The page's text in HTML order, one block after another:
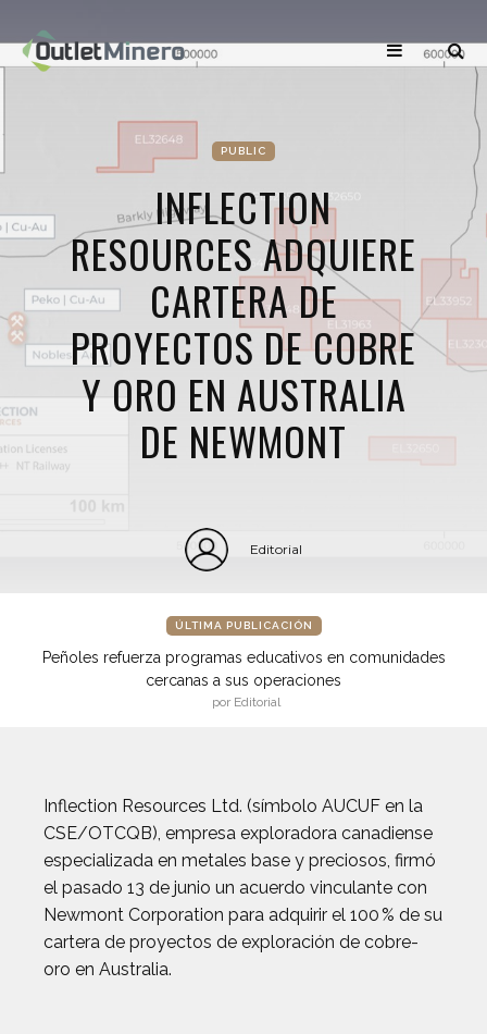
PUBLIC
INFLECTION
RESOURCES ADQUIERE
CARTERA DE
PROYECTOS DE COBRE
Y ORO EN AUSTRALIA
DE NEWMONT
Editorial
ÚLTIMA PUBLICACIÓN
Peñoles refuerza programas educativos en comunidades
cercanas a sus operaciones
por Editorial
Inflection Resources Ltd. (símbolo AUCUF en la
CSE/OTCQB), empresa exploradora canadiense
especializada en metales base y preciosos, firmó
el pasado 13 de junio un acuerdo vinculante con
Newmont Corporation para adquirir el 100 % de su
cartera de proyectos de exploración de cobre-
oro en Australia.